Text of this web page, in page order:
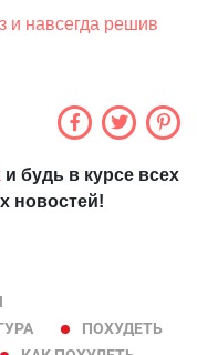
и навсегда решив
и будь в курсе всех
новостей!
ПОХУДЕТЬ